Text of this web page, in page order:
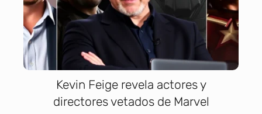
Kevin Feige revela actores y
directores vetados de Marvel